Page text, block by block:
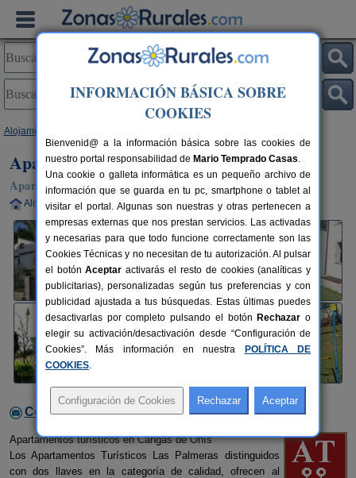
Alojamientos
Apartamentos Las Palmeras
Apartamento en Cangas de Onís (Asturias)
Alquiler completo 18+5 plazas 80 km de Oviedo
Contactar con el alojamiento
Apartamentos turísticos en Cangas de Onís
Los Apartamentos Turísticos Las Palmeras distinguidos
con dos llaves en la categoría de calidad, ofrecen al
INFORMACIÓN BÁSICA SOBRE
COOKIES
Bienvenid@ a la información básica sobre las cookies de
nuestro portal responsabilidad de Mario Temprado Casas.
Una cookie o galleta informática es un pequeño archivo de
información que se guarda en tu pc, smartphone o tablet al
visitar el portal. Algunas son nuestras y otras pertenecen a
empresas externas que nos prestan servicios. Las activadas
y necesarias para que todo funcione correctamente son las
Cookies Técnicas y no necesitan de tu autorización. Al pulsar
el botónAceptar activarás el resto de cookies (analíticas y
publicitarias), personalizadas según tus preferencias y con
publicidad ajustada a tus búsquedas. Estas últimas puedes
desactivarlas por completo pulsando el botón Rechazar o
elegir su activación/desactivación desde “Configuración de
Cookies”. Más información en nuestra
POLÍTICA DE
COOKIES.